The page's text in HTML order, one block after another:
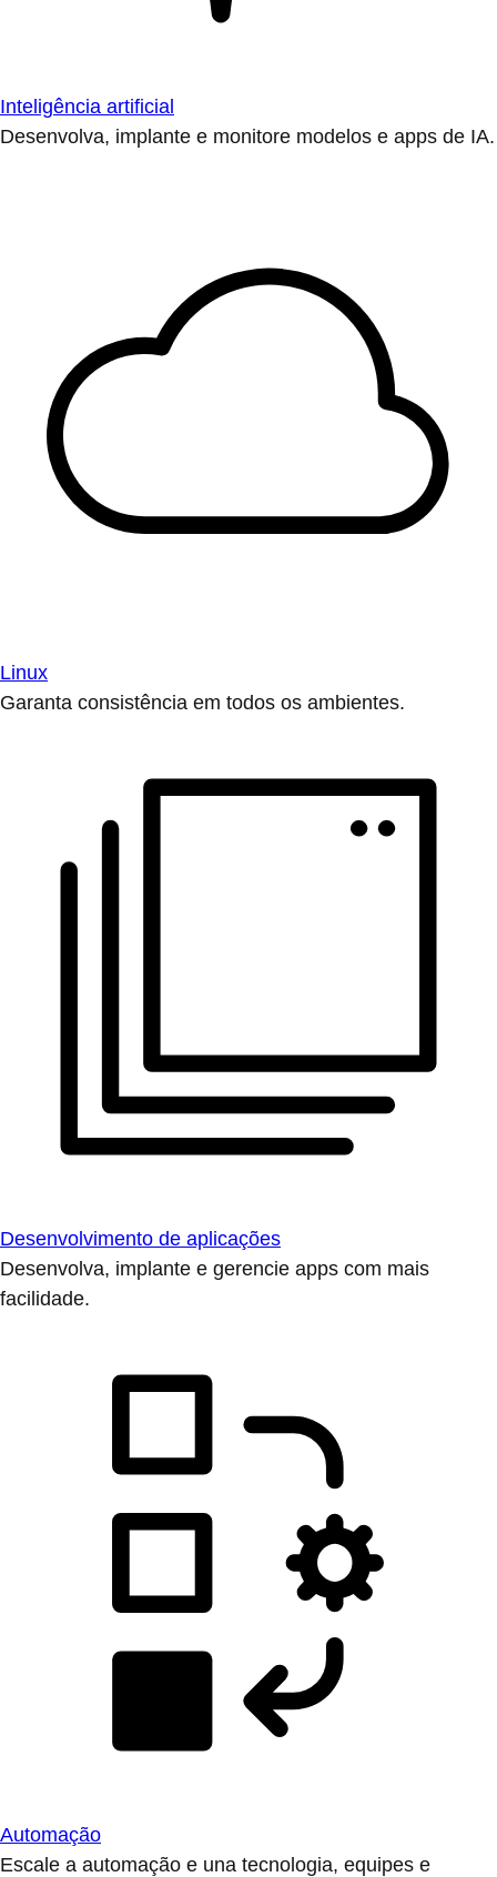
Inteligência artificial
Desenvolva, implante e monitore modelos e apps de IA.
Linux
Garanta consistência em todos os ambientes.
Desenvolvimento de aplicações
Desenvolva, implante e gerencie apps com mais
facilidade.
Automação
Escale a automação e una tecnologia, equipes e